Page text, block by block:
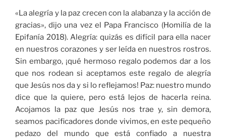
«La alegría y la paz crecen con la alabanza y la acción de
gracias», dijo una vez el Papa Francisco (Homilía de la
Epifanía 2018). Alegría: quizás es difícil para ella nacer
en nuestros corazones y ser leída en nuestros rostros.
Sin embargo, ¡qué hermoso regalo podemos dar a los
que nos rodean si aceptamos este regalo de alegría
que Jesús nos da y si lo reflejamos! Paz: nuestro mundo
dice que la quiere, pero está lejos de hacerla reina.
Acojamos la paz que Jesús nos trae y, sin demora,
seamos pacificadores donde vivimos, en este pequeño
pedazo del mundo que está confiado a nuestra